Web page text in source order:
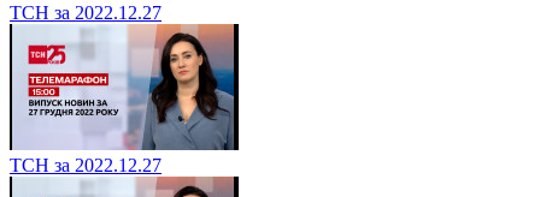
ТСН за 2022.12.27
ТСН за 2022.12.27